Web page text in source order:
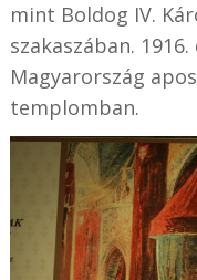
mint Boldog IV.
szakaszában.
Magyarország
templomban.